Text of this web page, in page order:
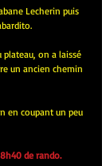
Lecherin puis
plateau, on a laissé
un ancien chemin
en coupant un peu
de rando.